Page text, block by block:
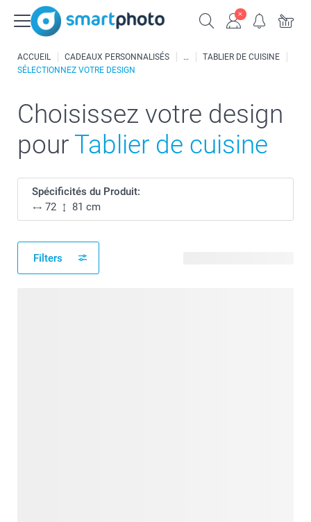
ACCUEIL CADEAUX PERSONNALISÉS
TABLIER DE CUISINE
SÉLECTIONNEZ VOTRE DESIGN
Choisissez votre design
pour Tablier de cuisine
Spécificités du Produit:
72
81 cm
Filters